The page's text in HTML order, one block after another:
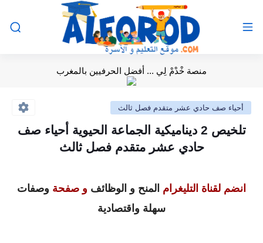
منصة خْدْمْ لِي ... أفضل الحرفيين بالمغرب
أحياء صف حادي عشر متقدم فصل ثالث
تلخيص 2 ديناميكية الجماعة الحيوية أحياء صف
حادي عشر متقدم فصل ثالث
انضم لقناة التليغرام المنح و الوظائف و صفحة وصفات
سهلة واقتصادية